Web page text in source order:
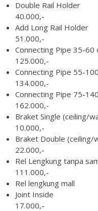
Double
40.000,-
Add Long
51.000,-
Connecting
125.000,-
Connecting
134.000,-
Connecting
162.000,-
Braket Single
10.000,-
Braket Double
22.000,-
Rel Lengkung
111.000,-
Rel
Joint
17.000,-